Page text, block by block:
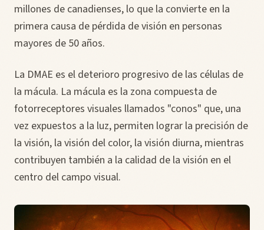
millones de canadienses, lo que la convierte en la
primera causa de pérdida de visión en personas
mayores de 50 años.
La DMAE es el deterioro progresivo de las células de
la mácula. La mácula es la zona compuesta de
fotorreceptores visuales llamados "conos" que, una
vez expuestos a la luz, permiten lograr la precisión de
la visión, la visión del color, la visión diurna, mientras
contribuyen también a la calidad de la visión en el
centro del campo visual.